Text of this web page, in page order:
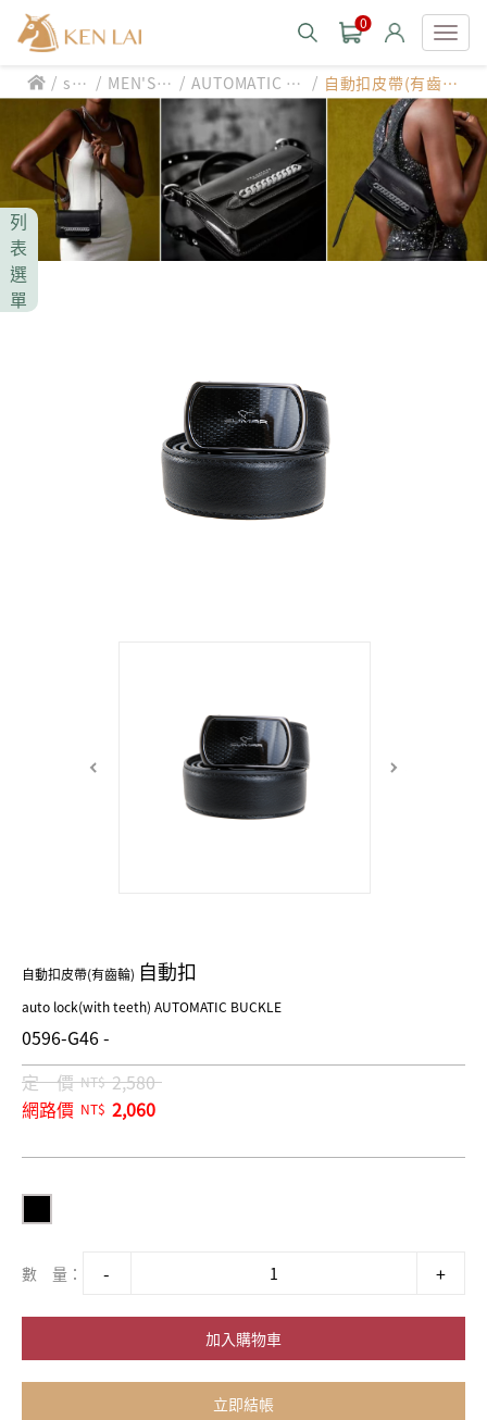
0
款式分類 style
男士包款 MEN'S BAG
男士夾款 MEN'S WALLET
男士皮帶 MEN'S BELT
皮革保養 LEATHER CARE
CHIARUGI
男士包款 MEN'S BAG
男士夾款 MEN'S WALLET
男士皮帶 MEN'S BELT
女士夾款 LADIES' WALLET
中性商品 UNISEX BAG/SLG
CUMAR
女士包款 LADIES' BAG
女士夾款 LADIES' WALLET
中性商品 UNISEX BAG/SLG
Roberta di Camerino
男士夾款 MEN'S WALLET
男士皮帶 MEN'S BELT
女士包款 LADIES' BAG
女士夾款 LADIES' WALLET
男士包款 MEN'S BAG
男士夾款 MEN'S WALLET
男士皮帶 MEN'S BELT
女士包款 LADIES' BAG
期間限定 limited edition
珍藏 THE BRIDGE (TB SPECIAL)
男士包款 MEN'S BAG
中性商品 UNISEX BAG/SLG
/ sty
le
/ MEN'S B
ELT
/ AUTOMATIC B
UCKLE
/ 自動扣皮帶(有齒
輪)/自動扣
列
表
選
單
自動扣皮帶(有齒輪) 自動扣
auto lock(with teeth) AUTOMATIC BUCKLE
0596-G46 -
定 價 NT$ 2,580
網路價 NT$ 2,060
數 量：
加入購物車
立即結帳